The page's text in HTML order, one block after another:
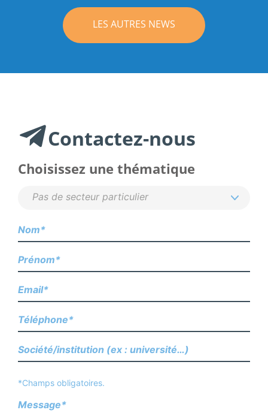
LES AUTRES NEWS
Contactez-nous
Choisissez une thématique
*Champs obligatoires.
Message*